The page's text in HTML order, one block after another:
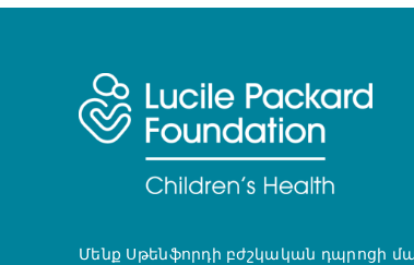
Մենք Սթենֆորդի բժշկական դպրոցի